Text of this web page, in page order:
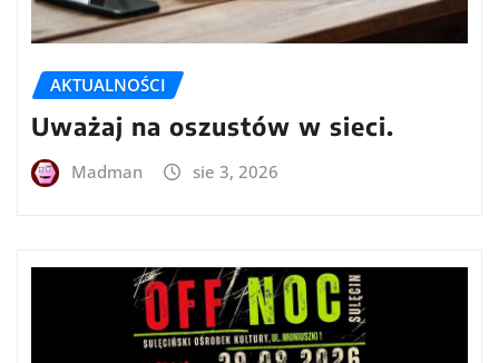
AKTUALNOŚCI
Uważaj na oszustów w sieci.
Madman sie 3, 2026